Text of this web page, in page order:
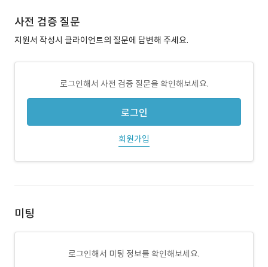
사전 검증 질문
지원서 작성시 클라이언트의 질문에 답변해 주세요.
로그인해서 사전 검증 질문을 확인해보세요.
로그인
회원가입
미팅
로그인해서 미팅 정보를 확인해보세요.